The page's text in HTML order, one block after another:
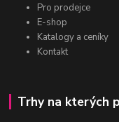
Pro prodejce
E-shop
Katalogy a ceníky
Kontakt
Trhy na kterých